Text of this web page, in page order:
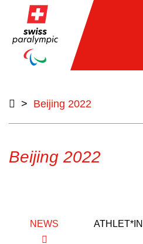
> Beijing 2022
Beijing 2022
NEWS